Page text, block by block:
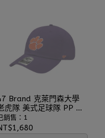
Brand 克萊門森大學
虎隊 美式足球隊 PP 刺
老帽 棒球帽 鴨舌帽 軟
老帽 ⫷ScrewCap⫸
銷售：1